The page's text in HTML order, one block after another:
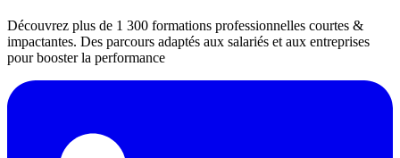
Découvrez plus de 1 300 formations professionnelles courtes &
impactantes. Des parcours adaptés aux salariés et aux entreprises
pour booster la performance